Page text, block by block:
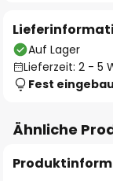
Auf Lager
Lieferzeit: 2 - 5
Fest
Ähnliche